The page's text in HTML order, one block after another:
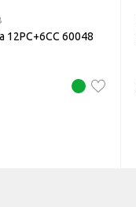
12PC+6CC 60048